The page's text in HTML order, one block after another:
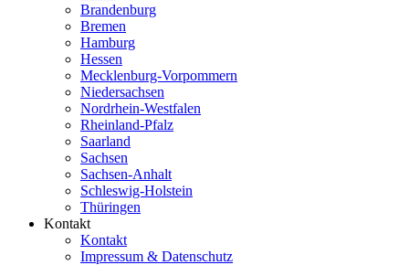
Brandenburg
Bremen
Hamburg
Hessen
Mecklenburg-Vorpommern
Niedersachsen
Nordrhein-Westfalen
Rheinland-Pfalz
Saarland
Sachsen
Sachsen-Anhalt
Schleswig-Holstein
Thüringen
Kontakt
Kontakt
Impressum & Datenschutz